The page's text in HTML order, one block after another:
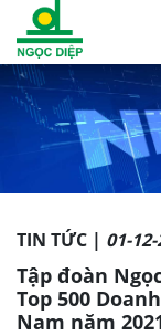
TIN TỨC | 01-
Tập đoàn
Top 500
Nam năm